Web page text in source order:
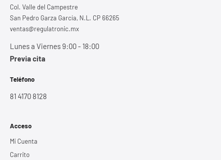
Col. Valle del Campestre
San Pedro Garza García, N.L. CP 66265
ventas@regulatronic.mx
Lunes a Viernes 9:00 - 18:00
Previa cita
Teléfono
81 4170 8128
Acceso
Mi Cuenta
Carrito